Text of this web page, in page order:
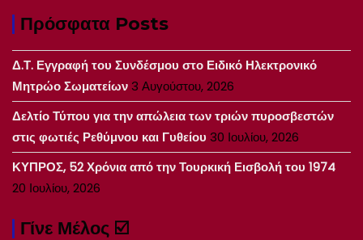
Πρόσφατα Posts
Δ.Τ. Εγγραφή του Συνδέσμου στο Ειδικό Ηλεκτρονικό
Μητρώο Σωματείων3 Αυγούστου, 2026
Δελτίο Τύπου για την απώλεια των τριών πυροσβεστών
στις φωτιές Ρεθύμνου και Γυθείου 30 Ιουλίου, 2026
ΚΥΠΡΟΣ, 52 Χρόνια από την Τουρκική Εισβολή του 1974
20 Ιουλίου, 2026
Γίνε Μέλος ☑️